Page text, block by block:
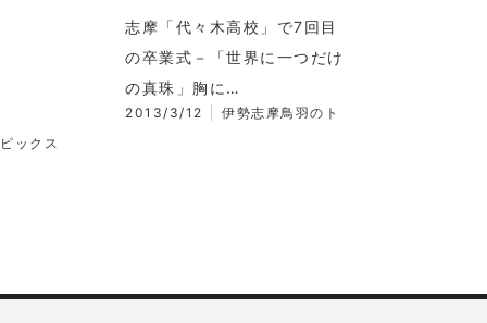
志摩「代々木高校」で7回目
の卒業式－「世界に一つだけ
の真珠」胸に…
2013/3/12
伊勢志摩鳥羽のト
ピックス